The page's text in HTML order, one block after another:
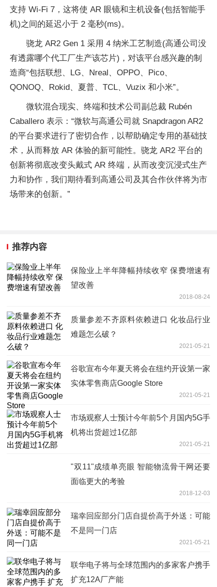
支持 Wi-Fi 7，这将使 AR 眼镜和主机设备(包括智能手
机)之间的延迟小于 2 毫秒(ms)。
骁龙 AR2 Gen 1 采用 4 纳米工艺制造(高通公司没
有透露哪个代工厂生产该芯片)，对该平台感兴趣的制
造商“包括联想、LG、Nreal、OPPO、Pico、
QONOQ、Rokid、夏普、TCL、Vuzix 和小米”。
微软混合现实、终端和技术公司副总裁 Rubén
Caballero 表示：“微软与高通公司就 Snapdragon AR2
的平台要求进行了密切合作，以帮助确定专用的基础技
术，从而释放 AR 体验的新可能性。骁龙 AR2 平台的
创新将彻底改变头戴式 AR 终端，从而改变沉浸式生产
力和协作，我们期待看到高通公司及其合作伙伴将为市
场带来的创新。”
推荐内容
保险业上半年降幅持续收窄 保费增速有
望改善
2018-08-24
质量参差不齐原料依赖进口 化妆品行业
难题怎么破？
2021-05-21
谷歌宣布今年夏天将会在纽约开设第一家
实体零售商店Google Store
2021-05-21
市场观察人士预计今年前5个月国内5G手
机将出货超过1亿部
2021-05-21
"双11"成绩单亮眼 智能物流骨干网还要
面临更大的考验
2018-12-03
瑞幸回应部分门店自提价高于外送：可能
不是同一门店
2021-05-21
联华电子将与全球范围内的多家客户携手
扩充12A厂产能